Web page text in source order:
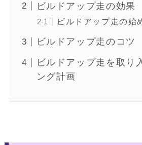
ビルドアップ走の効果
ビルドアップ走の始
ビルドアップ走のコツ
ビルドアップ走を取り
ング計画